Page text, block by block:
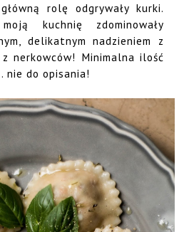
rolę odgrywały kurki.
kuchnię zdominowały
delikatnym nadzieniem z
nerkowców! Minimalna ilość
nie do opisania!